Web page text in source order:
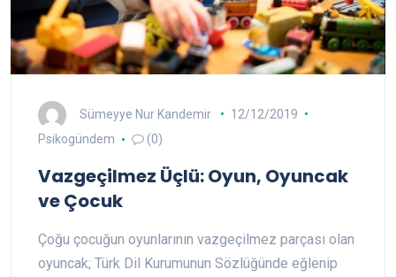
Sümeyye Nur Kandemir
12/12/2019
Psikogündem
(0)
Vazgeçilmez Üçlü: Oyun, Oyuncak
ve Çocuk
Çoğu çocuğun oyunlarının vazgeçilmez parçası olan
oyuncak; Türk Dil Kurumunun Sözlüğünde eğlenip